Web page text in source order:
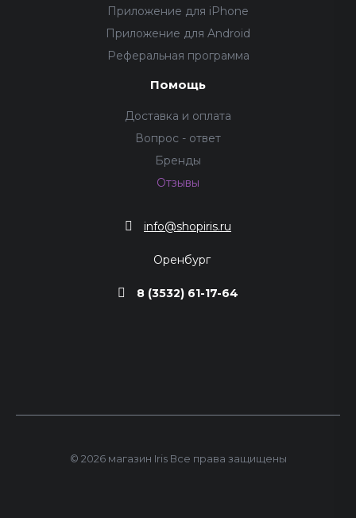
Приложение для iPhone
Приложение для Android
Реферальная программа
Помощь
Доставка и оплата
Вопрос - ответ
Бренды
Отзывы
info@shopiris.ru
Оренбург
8 (3532) 61-17-64
© 2026 магазин Iris Все права защищены